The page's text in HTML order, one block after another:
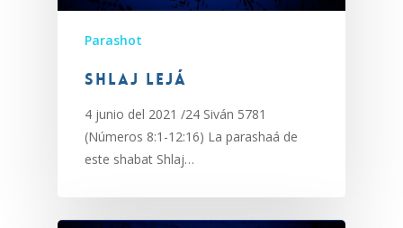
Parashot
Shlaj Lejá
4 junio del 2021 /24 Siván 5781
(Números 8:1-12:16) La parashaá de
este shabat Shlaj…